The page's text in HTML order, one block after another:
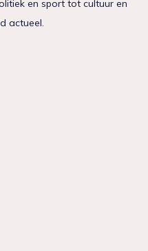
en sport tot cultuur en
actueel.